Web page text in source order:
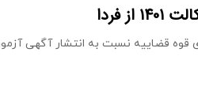
فردا